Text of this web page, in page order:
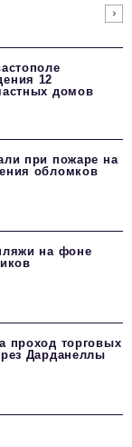
12
домов
при пожаре на
обломков
на фоне
проход торговых
Дарданеллы